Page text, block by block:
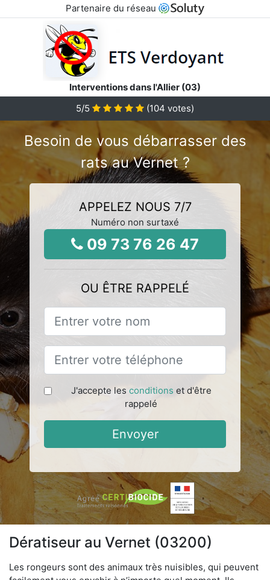
Partenaire du réseau
Interventions dans l'Allier (03)
5/5 (104 votes)
Besoin de vous débarrasser des
rats au Vernet ?
APPELEZ NOUS 7/7
Numéro non surtaxé
09 73 76 26 47
OU ÊTRE RAPPELÉ
J'accepte les conditions et d'être
rappelé
Envoyer
Dératiseur au Vernet (03200)
Les rongeurs sont des animaux très nuisibles, qui peuvent